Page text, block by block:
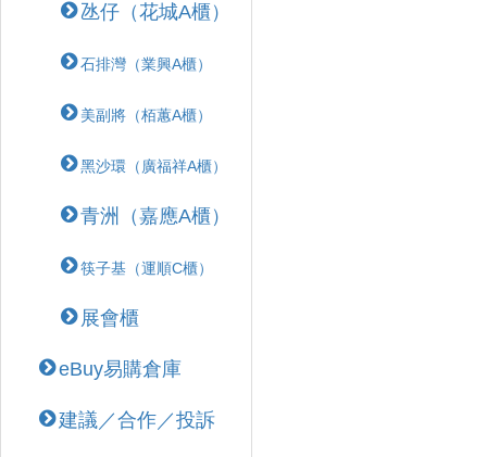
氹仔（花城A櫃）
石排灣（業興A櫃）
美副將（栢蕙A櫃）
黑沙環（廣福祥A櫃）
青洲（嘉應A櫃）
筷子基（運順C櫃）
展會櫃
eBuy易購倉庫
建議／合作／投訴